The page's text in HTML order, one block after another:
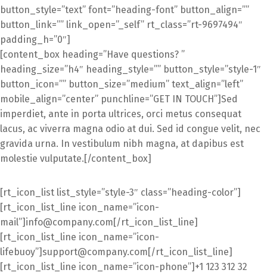
button_style=”text” font=”heading-font” button_align=””
button_link=”” link_open=”_self” rt_class=”rt-9697494″
padding_h=”0″]
[content_box heading=”Have questions? ”
heading_size=”h4″ heading_style=”” button_style=”style-1″
button_icon=”” button_size=”medium” text_align=”left”
mobile_align=”center” punchline=”GET IN TOUCH”]Sed
imperdiet, ante in porta ultrices, orci metus consequat
lacus, ac viverra magna odio at dui. Sed id congue velit, nec
gravida urna. In vestibulum nibh magna, at dapibus est
molestie vulputate.[/content_box]
[rt_icon_list list_style=”style-3″ class=”heading-color”]
[rt_icon_list_line icon_name=”icon-
mail”] info@company.com[/rt_icon_list_line]
[rt_icon_list_line icon_name=”icon-
lifebuoy”] support@company.com[/rt_icon_list_line]
[rt_icon_list_line icon_name=”icon-phone”]+1 123 312 32